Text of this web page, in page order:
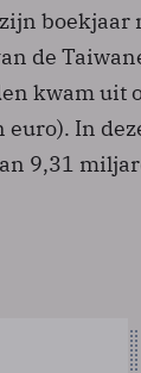
boekjaar
de
kwam uit
In
9,31